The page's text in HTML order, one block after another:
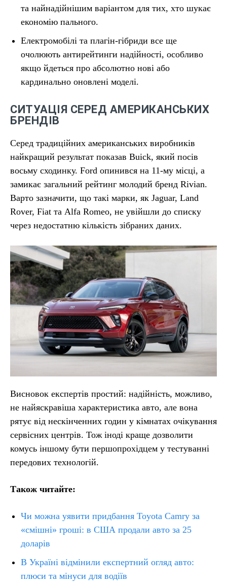
та найнадійнішим варіантом для тих, хто шукає
економію пального.
Електромобілі та плагін-гібриди все ще
очолюють антирейтинги надійності, особливо
якщо йдеться про абсолютно нові або
кардинально оновлені моделі.
СИТУАЦІЯ СЕРЕД АМЕРИКАНСЬКИХ
БРЕНДІВ
Серед традиційних американських виробників
найкращий результат показав Buick, який посів
восьму сходинку. Ford опинився на 11-му місці, а
замикає загальний рейтинг молодий бренд Rivian.
Варто зазначити, що такі марки, як Jaguar, Land
Rover, Fiat та Alfa Romeo, не увійшли до списку
через недостатню кількість зібраних даних.
Висновок експертів простий: надійність, можливо,
не найяскравіша характеристика авто, але вона
рятує від нескінченних годин у кімнатах очікування
сервісних центрів. Тож іноді краще дозволити
комусь іншому бути першопрохідцем у тестуванні
передових технологій.
Також читайте:
Чи можна уявити придбання Toyota Camry за
«смішні» гроші: в США продали авто за 25
доларів
В Україні відмінили експертний огляд авто:
плюси та мінуси для водіїв